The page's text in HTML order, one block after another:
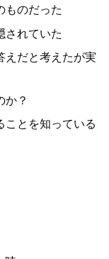
ものだった
されていた
えだと考えたが実
か？
ことを知っている